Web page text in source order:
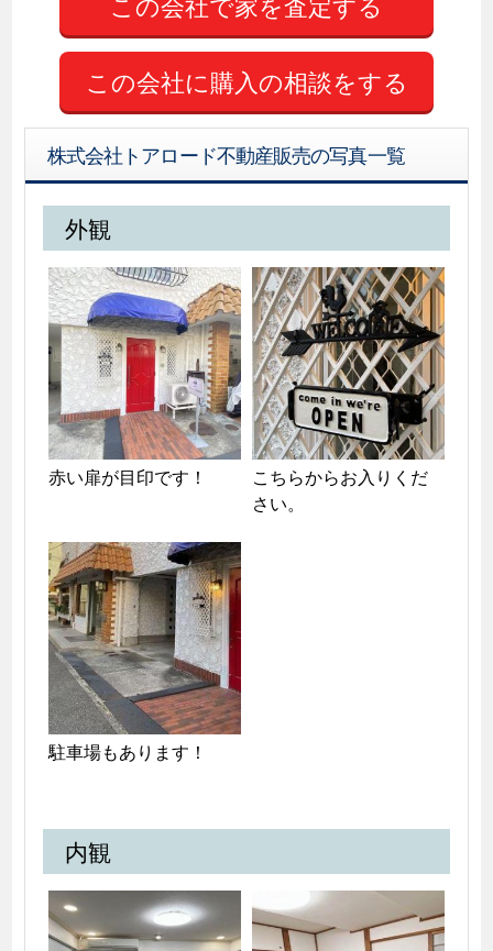
この会社に購入の相談をする
株式会社トアロード不動産販売の写真一覧
外観
赤い扉が目印です！
こちらからお入りくだ
さい。
駐車場もあります！
内観